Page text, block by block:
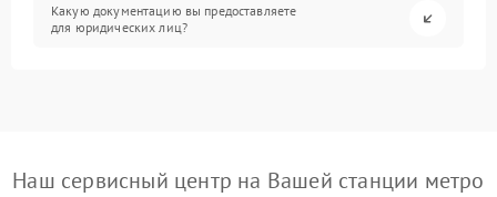
Какую документацию вы предоставляете
для юридических лиц?
Наш сервисный центр на Вашей станции метро